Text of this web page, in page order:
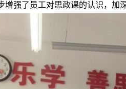
强了员工对思政课的认识，加